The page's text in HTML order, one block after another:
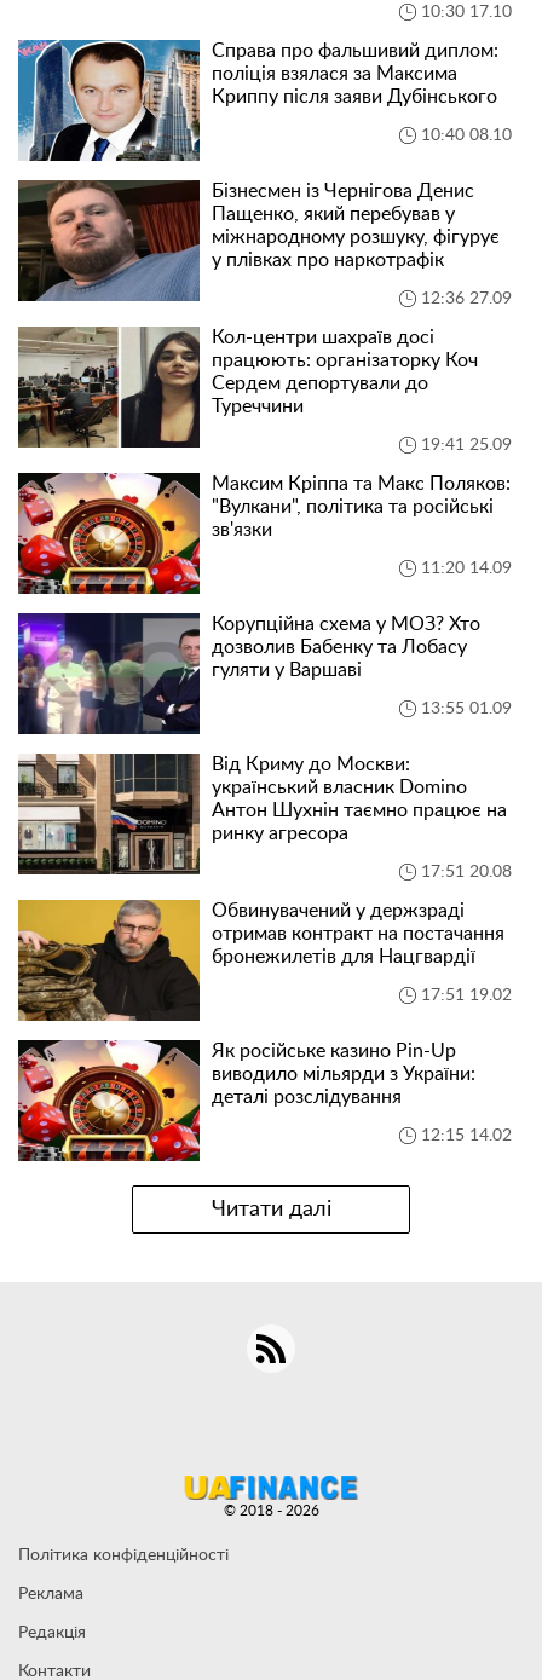
10:30 17.10
Справа про фальшивий диплом:
поліція взялася за Максима
Криппу після заяви Дубінського
10:40 08.10
Бізнесмен із Чернігова Денис
Пащенко, який перебував у
міжнародному розшуку, фігурує
у плівках про наркотрафік
12:36 27.09
Кол-центри шахраїв досі
працюють: організаторку Коч
Сердем депортували до
Туреччини
19:41 25.09
Максим Кріппа та Макс Поляков:
"Вулкани", політика та російські
зв'язки
11:20 14.09
Корупційна схема у МОЗ? Хто
дозволив Бабенку та Лобасу
гуляти у Варшаві
13:55 01.09
Від Криму до Москви:
український власник Domino
Антон Шухнін таємно працює на
ринку агресора
17:51 20.08
Обвинувачений у держзраді
отримав контракт на постачання
бронежилетів для Нацгвардії
17:51 19.02
Як російське казино Pin-Up
виводило мільярди з України:
деталі розслідування
12:15 14.02
Читати далі
Політика конфіденційності
Реклама
Редакція
Контакти
© 2018 - 2026